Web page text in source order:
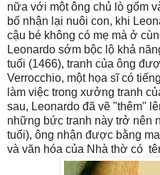
nữa với một ông chủ lò gốm
bố nhận lại nuôi con, khi
cậu bé không có mẹ mà ở
Leonardo sớm bộc lộ khả
tuổi (1466), tranh của ông
Verrocchio, một họa sĩ có
làm việc trong xưởng tranh
sau, Leonardo đã vẽ "thêm"
những bức tranh này trở nên
tuổi), ông nhận được bằng
và văn hóa của Nhà thờ có